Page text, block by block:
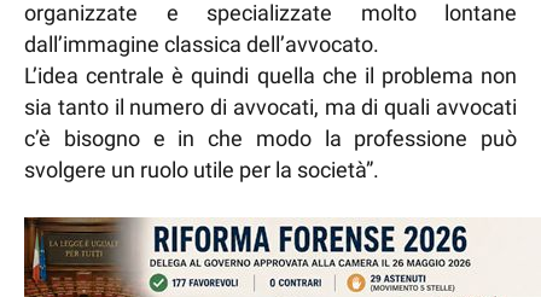
organizzate e specializzate molto lontane
dall’immagine classica dell’avvocato.
L’idea centrale è quindi quella che il problema non
sia tanto il numero di avvocati, ma di quali avvocati
c’è bisogno e in che modo la professione può
svolgere un ruolo utile per la società”.